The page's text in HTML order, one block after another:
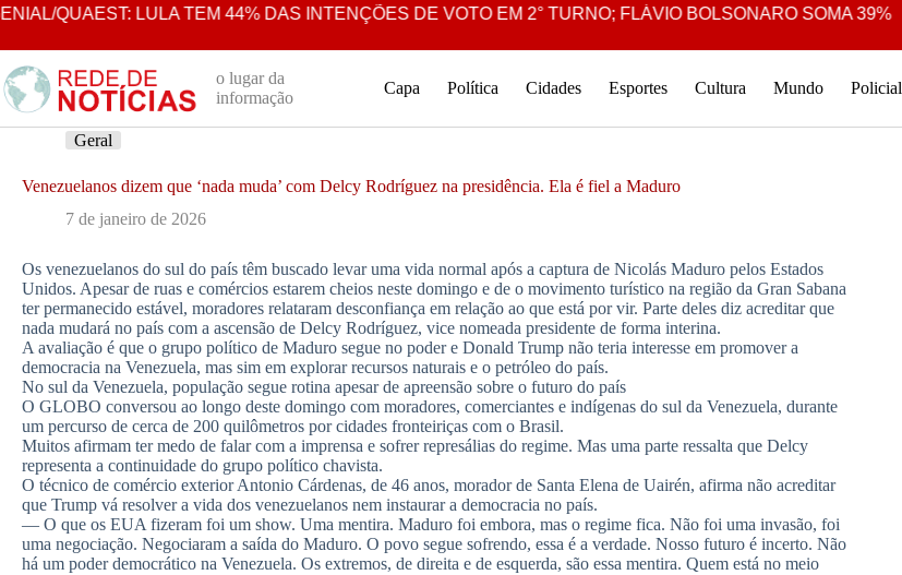
Pular
o
conteúdo
QUAEST: LULA TEM 44% DAS INTENÇÕES DE VOTO EM 2° TURNO; FLÁVIO BOLSONARO SOMA 39%
o lugar da
informação
Capa Política Cidades Esportes Cultura Mundo Policial
Geral
Venezuelanos dizem que ‘nada muda’ com Delcy Rodríguez na presidência. Ela é fiel a Maduro
7 de janeiro de 2026
Os venezuelanos do sul do país têm buscado levar uma vida normal após a captura de Nicolás Maduro pelos Estados
Unidos. Apesar de ruas e comércios estarem cheios neste domingo e de o movimento turístico na região da Gran Sabana
ter permanecido estável, moradores relataram desconfiança em relação ao que está por vir. Parte deles diz acreditar que
nada mudará no país com a ascensão de Delcy Rodríguez, vice nomeada presidente de forma interina.
A avaliação é que o grupo político de Maduro segue no poder e Donald Trump não teria interesse em promover a
democracia na Venezuela, mas sim em explorar recursos naturais e o petróleo do país.
No sul da Venezuela, população segue rotina apesar de apreensão sobre o futuro do país
O GLOBO conversou ao longo deste domingo com moradores, comerciantes e indígenas do sul da Venezuela, durante
um percurso de cerca de 200 quilômetros por cidades fronteiriças com o Brasil.
Muitos afirmam ter medo de falar com a imprensa e sofrer represálias do regime. Mas uma parte ressalta que Delcy
representa a continuidade do grupo político chavista.
O técnico de comércio exterior Antonio Cárdenas, de 46 anos, morador de Santa Elena de Uairén, afirma não acreditar
que Trump vá resolver a vida dos venezuelanos nem instaurar a democracia no país.
— O que os EUA fizeram foi um show. Uma mentira. Maduro foi embora, mas o regime fica. Não foi uma invasão, foi
uma negociação. Negociaram a saída do Maduro. O povo segue sofrendo, essa é a verdade. Nosso futuro é incerto. Não
há um poder democrático na Venezuela. Os extremos, de direita e de esquerda, são essa mentira. Quem está no meio